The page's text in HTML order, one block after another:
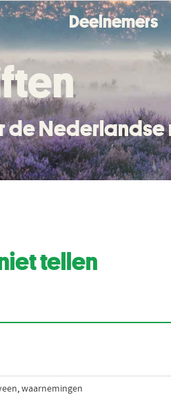
Deelnemers
de Nederlandse
tellen
,waarnemingen